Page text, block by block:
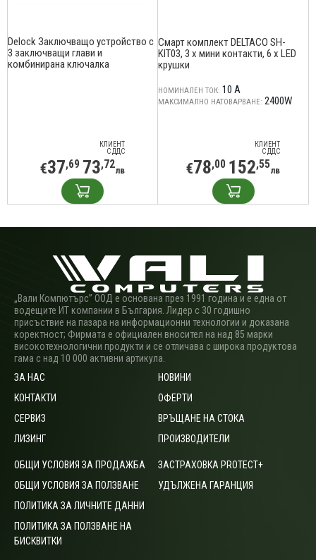
Delock Заключващо устройство с
3 заключващи глави и
комбинирана ключалка
КЛИЕНТ
С ДДС
€37,69 73,72лв
Смарт комплект DELTACO SH-
KIT03, 3 x мини контакти, 6 x LED
крушки
НОМИНАЛЕН ТОК: 10 A
МАКСИМАЛНО НАТОВАРВАНЕ: 2400W
КЛИЕНТ
С ДДС
€78,00 152,55лв
„Вали Компютърс” ООД е основана през 1991 година и е една от
водещите ИТ компании в България. Лидер с 30 годишно
присъствие на пазара на информационни технологии и доказана
коректност; Фирмата е официален вносител на над 85 марки
високотехнологични продукти и се отличава с широка продуктова
гама с над 10 000 активни артикула.
ЗА НАС
КОНТАКТИ
СЕРВИЗ
ЛИЗИНГ
НОВИНИ
ОФЕРТИ
ВРЪЩАНЕ НА СТОКА
ПРОИЗВОДИТЕЛИ
ОБЩИ УСЛОВИЯ ЗА ПРОДАЖБА
ОБЩИ УСЛОВИЯ ЗА ПОЛЗВАНЕ
ПОЛИТИКА ЗА ЛИЧНИТЕ ДАННИ
ПОЛИТИКА ЗА ПОЛЗВАНЕ НА
БИСКВИТКИ
ЗАСТРАХОВКА PROTECT+
УДЪЛЖЕНА ГАРАНЦИЯ